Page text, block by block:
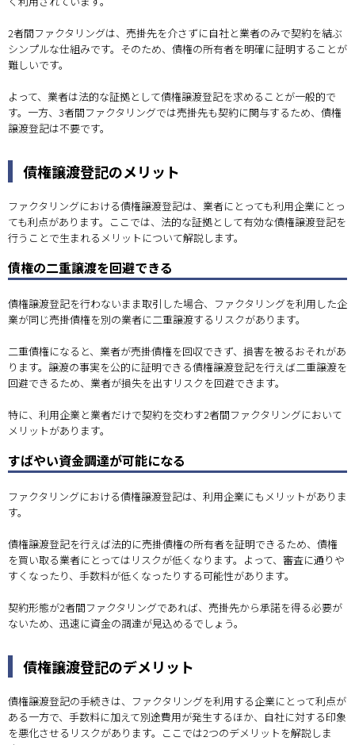
2者間ファクタリングは、売掛先を介さずに自社と業者のみで契約を結ぶ
シンプルな仕組みです。そのため、債権の所有者を明確に証明することが
難しいです。
よって、業者は法的な証拠として債権譲渡登記を求めることが一般的で
す。一方、3者間ファクタリングでは売掛先も契約に関与するため、債権
譲渡登記は不要です。
債権譲渡登記のメリット
ファクタリングにおける債権譲渡登記は、業者にとっても利用企業にとっ
ても利点があります。ここでは、法的な証拠として有効な債権譲渡登記を
行うことで生まれるメリットについて解説します。
債権の二重譲渡を回避できる
債権譲渡登記を行わないまま取引した場合、ファクタリングを利用した企
業が同じ売掛債権を別の業者に二重譲渡するリスクがあります。
二重債権になると、業者が売掛債権を回収できず、損害を被るおそれがあ
ります。譲渡の事実を公的に証明できる債権譲渡登記を行えば二重譲渡を
回避できるため、業者が損失を出すリスクを回避できます。
特に、利用企業と業者だけで契約を交わす2者間ファクタリングにおいて
メリットがあります。
すばやい資金調達が可能になる
ファクタリングにおける債権譲渡登記は、利用企業にもメリットがありま
す。
債権譲渡登記を行えば法的に売掛債権の所有者を証明できるため、債権
を買い取る業者にとってはリスクが低くなります。よって、審査に通りや
すくなったり、手数料が低くなったりする可能性があります。
契約形態が2者間ファクタリングであれば、売掛先から承諾を得る必要が
ないため、迅速に資金の調達が見込めるでしょう。
債権譲渡登記のデメリット
債権譲渡登記の手続きは、ファクタリングを利用する企業にとって利点が
ある一方で、手数料に加えて別途費用が発生するほか、自社に対する印象
を悪化させるリスクがあります。ここでは2つのデメリットを解説しま